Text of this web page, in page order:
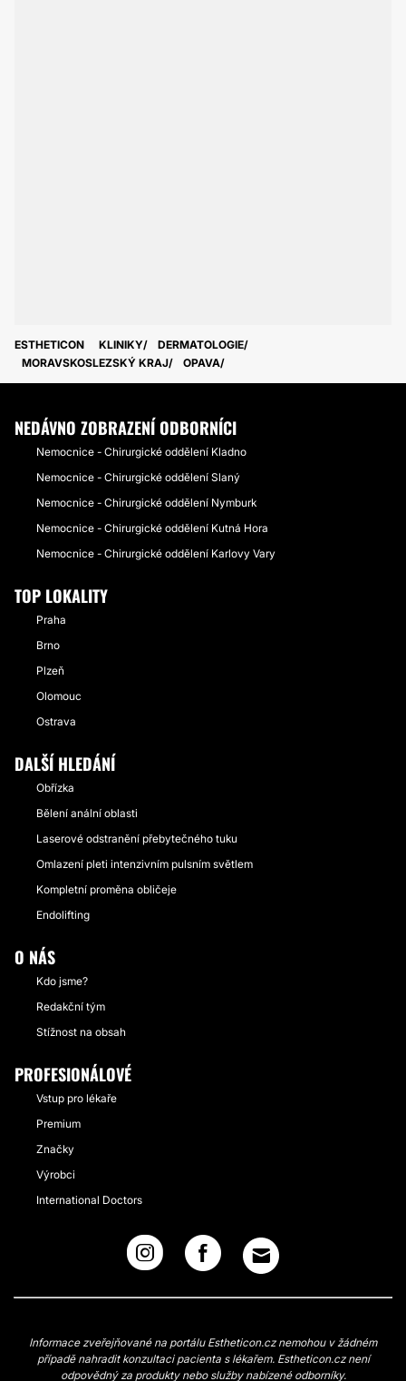
ESTHETICON KLINIKY
DERMATOLOGIE
MORAVSKOSLEZSKÝ KRAJ
OPAVA
NEDÁVNO ZOBRAZENÍ ODBORNÍCI
Nemocnice - Chirurgické oddělení Kladno
Nemocnice - Chirurgické oddělení Slaný
Nemocnice - Chirurgické oddělení Nymburk
Nemocnice - Chirurgické oddělení Kutná Hora
Nemocnice - Chirurgické oddělení Karlovy Vary
TOP LOKALITY
Praha
Brno
Plzeň
Olomouc
Ostrava
DALŠÍ HLEDÁNÍ
Obřízka
Bělení anální oblasti
Laserové odstranění přebytečného tuku
Omlazení pleti intenzivním pulsním světlem
Kompletní proměna obličeje
Endolifting
O NÁS
Kdo jsme?
Redakční tým
Stížnost na obsah
PROFESIONÁLOVÉ
Vstup pro lékaře
Premium
Značky
Výrobci
International Doctors
Informace zveřejňované na portálu Estheticon.cz nemohou v žádném
případě nahradit konzultaci pacienta s lékařem. Estheticon.cz není
odpovědný za produkty nebo služby nabízené odborníky.